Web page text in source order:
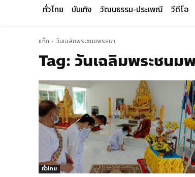
ทั่วไทย
บันเทิง วัฒนธรรม-ประเพณี วีดีโอ
แท็ก วันเฉลิมพระชนมพรรษา
Tag:วันเฉลิมพระชนม
ทั่วไทย